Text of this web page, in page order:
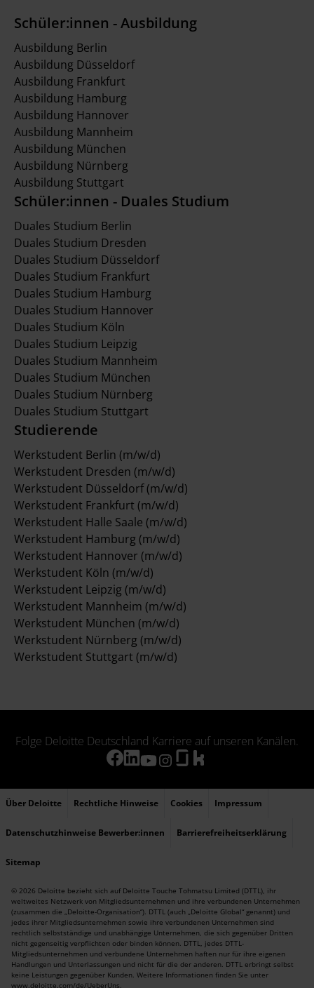
Schüler:innen - Ausbildung
Ausbildung Berlin
Ausbildung Düsseldorf
Ausbildung Frankfurt
Ausbildung Hamburg
Ausbildung Hannover
Ausbildung Mannheim
Ausbildung München
Ausbildung Nürnberg
Ausbildung Stuttgart
Schüler:innen - Duales Studium
Duales Studium Berlin
Duales Studium Dresden
Duales Studium Düsseldorf
Duales Studium Frankfurt
Duales Studium Hamburg
Duales Studium Hannover
Duales Studium Köln
Duales Studium Leipzig
Duales Studium Mannheim
Duales Studium München
Duales Studium Nürnberg
Duales Studium Stuttgart
Studierende
Werkstudent Berlin (m/w/d)
Werkstudent Dresden (m/w/d)
Werkstudent Düsseldorf (m/w/d)
Werkstudent Frankfurt (m/w/d)
Werkstudent Halle Saale (m/w/d)
Werkstudent Hamburg (m/w/d)
Werkstudent Hannover (m/w/d)
Werkstudent Köln (m/w/d)
Werkstudent Leipzig (m/w/d)
Werkstudent Mannheim (m/w/d)
Werkstudent München (m/w/d)
Werkstudent Nürnberg (m/w/d)
Werkstudent Stuttgart (m/w/d)
Folge Deloitte Deutschland Karriere auf unseren Kanälen.
Über Deloitte Rechtliche Hinweise Cookies Impressum
Datenschutzhinweise Bewerber:innen Barrierefreiheitserklärung
Sitemap
© 2026 Deloitte bezieht sich auf Deloitte Touche Tohmatsu Limited (DTTL), ihr
weltweites Netzwerk von Mitgliedsunternehmen und ihre verbundenen Unternehmen
(zusammen die „Deloitte-Organisation“). DTTL (auch „Deloitte Global“ genannt) und
jedes ihrer Mitgliedsunternehmen sowie ihre verbundenen Unternehmen sind
rechtlich selbstständige und unabhängige Unternehmen, die sich gegenüber Dritten
nicht gegenseitig verpflichten oder binden können. DTTL, jedes DTTL-
Mitgliedsunternehmen und verbundene Unternehmen haften nur für ihre eigenen
Handlungen und Unterlassungen und nicht für die der anderen. DTTL erbringt selbst
keine Leistungen gegenüber Kunden. Weitere Informationen finden Sie unter
www.deloitte.com/de/UeberUns.